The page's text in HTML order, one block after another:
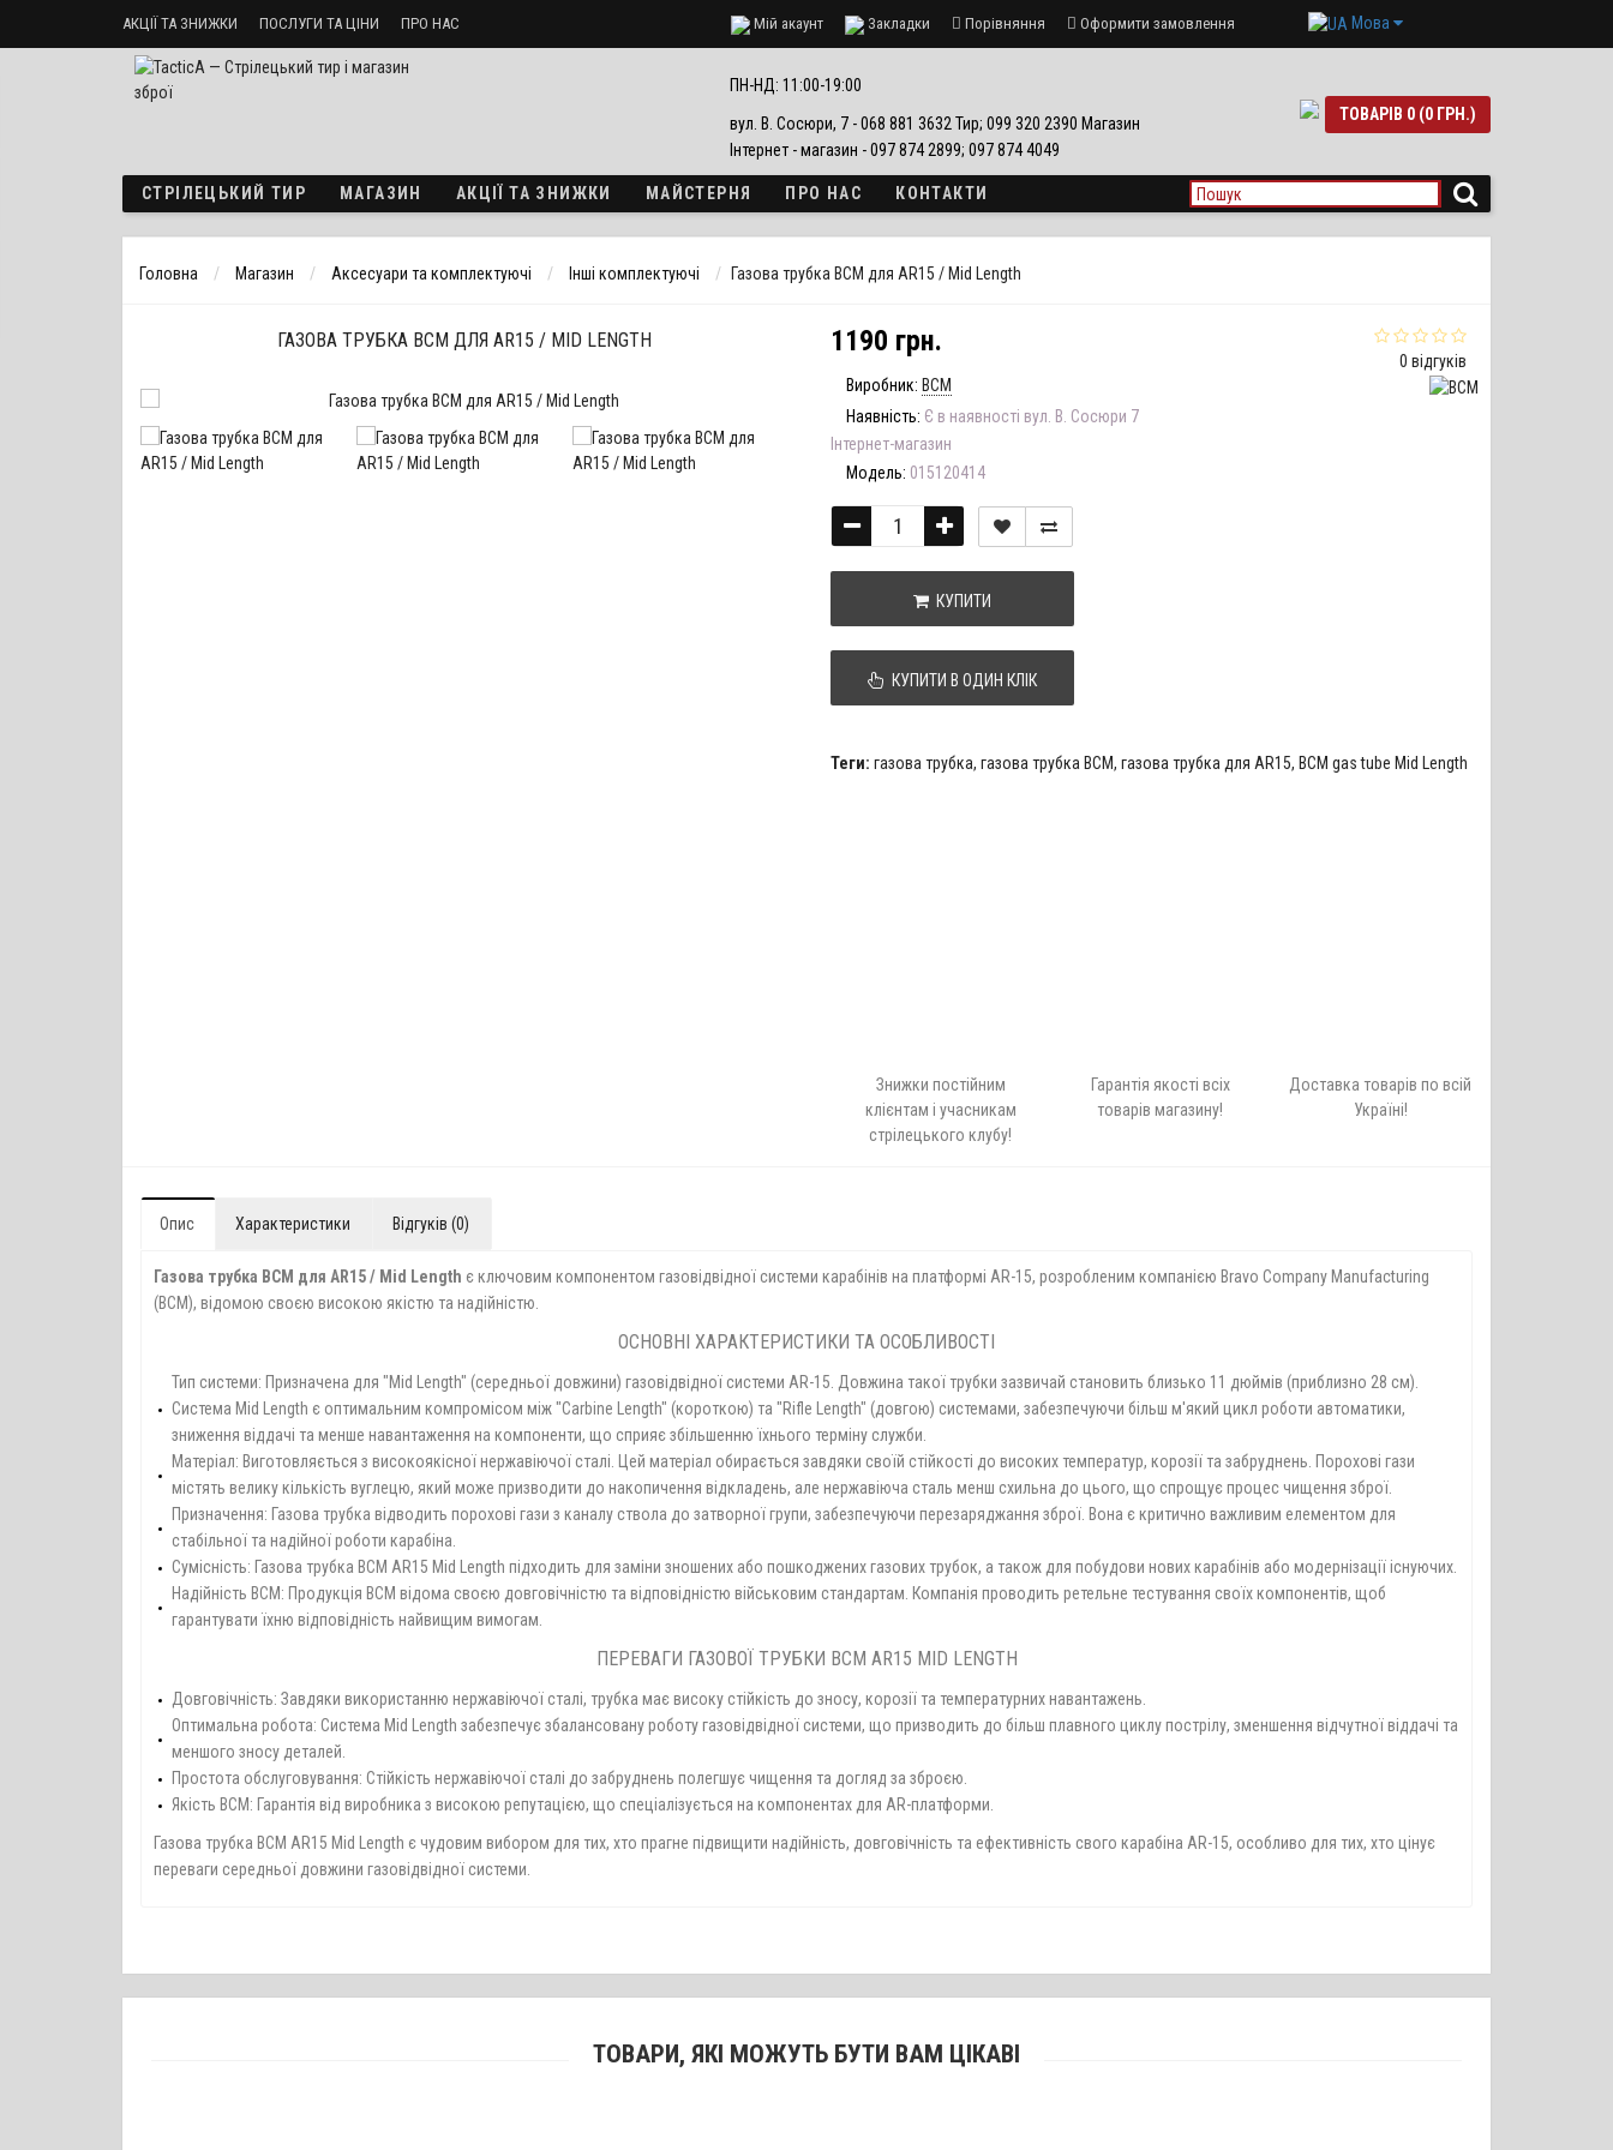
АКЦІЇ ТА ЗНИЖКИ ПОСЛУГИ ТА ЦІНИ ПРО НАС
Стрілецький тир «ТактикА» Доставка і оплата
Мій акаунт Закладки Порівняння Оформити замовлення Мова
ПН-НД: 11:00-19:00
вул. В. Сосюри, 7 - 068 881 3632 Тир; 099 320 2390 Магазин
Інтернет - магазин - 097 874 2899; 097 874 4049
ТОВАРІВ 0 (0 ГРН.)
СТРІЛЕЦЬКИЙ ТИР МАГАЗИН АКЦІЇ ТА ЗНИЖКИ МАЙСТЕРНЯ ПРО НАС КОНТАКТИ
Головна Магазин Аксесуари та комплектуючі Інші комплектуючі Газова трубка BCM для AR15 / Mid Length
ГАЗОВА ТРУБКА BCM ДЛЯ AR15 / MID LENGTH
0 відгуків
1190 грн.
Виробник: BCM
Наявність: Є в наявності вул. В. Сосюри 7
Інтернет-магазин
Модель: 015120414
КУПИТИ
КУПИТИ В ОДИН КЛІК
Теги: газова трубка, газова трубка BCM, газова трубка для AR15, BCM gas tube Mid Length
Знижки постійним
клієнтам і учасникам
стрілецького клубу!
Гарантія якості всіх
товарів магазину!
Доставка товарів по всій
Україні!
Опис Характеристики Відгуків (0)
Газова трубка BCM для AR15 / Mid Length є ключовим компонентом газовідвідної системи карабінів на платформі AR-15, розробленим компанією Bravo Company Manufacturing
(BCM), відомою своєю високою якістю та надійністю.
ОСНОВНІ ХАРАКТЕРИСТИКИ ТА ОСОБЛИВОСТІ
Тип системи: Призначена для "Mid Length" (середньої довжини) газовідвідної системи AR-15. Довжина такої трубки зазвичай становить близько 11 дюймів (приблизно 28 см).
Система Mid Length є оптимальним компромісом між "Carbine Length" (короткою) та "Rifle Length" (довгою) системами, забезпечуючи більш м'який цикл роботи автоматики,
зниження віддачі та менше навантаження на компоненти, що сприяє збільшенню їхнього терміну служби.
Матеріал: Виготовляється з високоякісної нержавіючої сталі. Цей матеріал обирається завдяки своїй стійкості до високих температур, корозії та забруднень. Порохові гази
містять велику кількість вуглецю, який може призводити до накопичення відкладень, але нержавіюча сталь менш схильна до цього, що спрощує процес чищення зброї.
Призначення: Газова трубка відводить порохові гази з каналу ствола до затворної групи, забезпечуючи перезаряджання зброї. Вона є критично важливим елементом для
стабільної та надійної роботи карабіна.
Сумісність: Газова трубка BCM AR15 Mid Length підходить для заміни зношених або пошкоджених газових трубок, а також для побудови нових карабінів або модернізації існуючих.
Надійність BCM: Продукція BCM відома своєю довговічністю та відповідністю військовим стандартам. Компанія проводить ретельне тестування своїх компонентів, щоб
гарантувати їхню відповідність найвищим вимогам.
ПЕРЕВАГИ ГАЗОВОЇ ТРУБКИ BCM AR15 MID LENGTH
Довговічність: Завдяки використанню нержавіючої сталі, трубка має високу стійкість до зносу, корозії та температурних навантажень.
Оптимальна робота: Система Mid Length забезпечує збалансовану роботу газовідвідної системи, що призводить до більш плавного циклу пострілу, зменшення відчутної віддачі та
меншого зносу деталей.
Простота обслуговування: Стійкість нержавіючої сталі до забруднень полегшує чищення та догляд за зброєю.
Якість BCM: Гарантія від виробника з високою репутацією, що спеціалізується на компонентах для AR-платформи.
Газова трубка BCM AR15 Mid Length є чудовим вибором для тих, хто прагне підвищити надійність, довговічність та ефективність свого карабіна AR-15, особливо для тих, хто цінує
переваги середньої довжини газовідвідної системи.
ТОВАРИ, ЯКІ МОЖУТЬ БУТИ ВАМ ЦІКАВІ